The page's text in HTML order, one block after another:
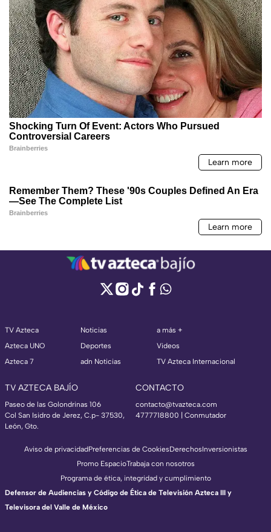
TV Azteca
Azteca UNO
Azteca 7
Noticias
Deportes
adn Noticias
a más +
Videos
TV Azteca Internacional
TV AZTECA BAJÍO
Paseo de las Golondrinas 106
Col San Isidro de Jerez, C.p- 37530,
León, Gto.
CONTACTO
contacto@tvazteca.com
4777718800 | Conmutador
Aviso de privacidadPreferencias de CookiesDerechosInversionistas
Promo EspacioTrabaja con nosotros
Programa de ética, integridad y cumplimiento
Defensor de Audiencias y Código de Ética de Televisión Azteca III y
Televisora del Valle de México